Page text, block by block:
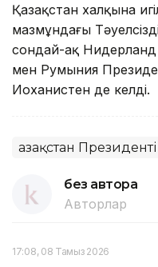
Қазақстан халқына
мазмұндағы
сондай-ақ
мен Румыния
Иоханистен де келді.
Қазақстан Президенті
без автора
Авторлар
17:08, 08 Тамыз 2026